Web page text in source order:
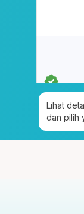
Lihat
dan pilih